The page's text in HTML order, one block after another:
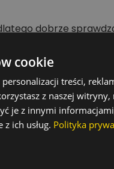
dobrze
pracy, a
cookie
treści,
z naszej
je z innymi
ich usług. Polityka